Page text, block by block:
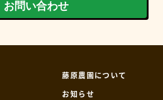
お問い合わせ
藤原農園について
お知らせ